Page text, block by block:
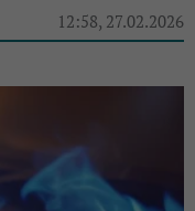
12:58, 27.02.2026